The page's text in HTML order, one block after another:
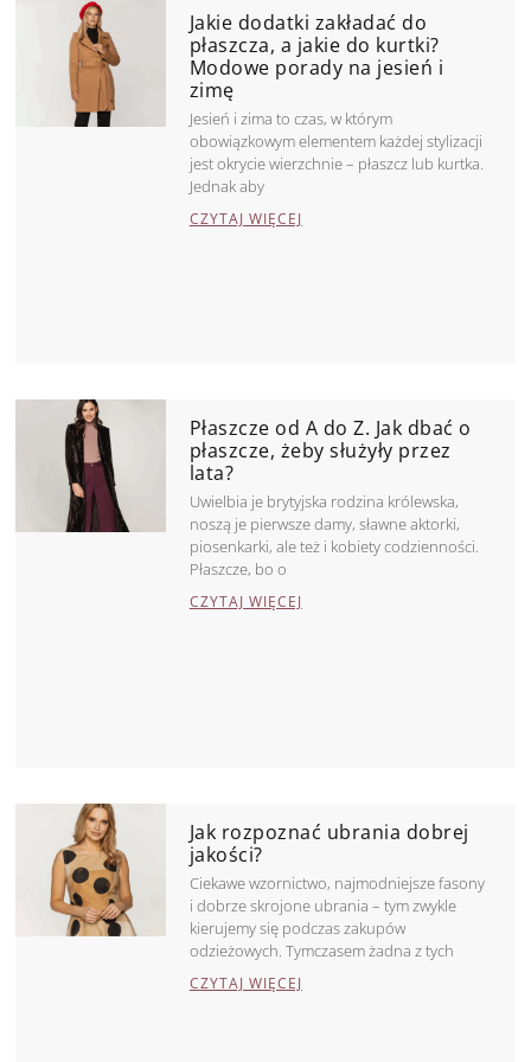
Jakie dodatki zakładać do
płaszcza, a jakie do kurtki?
Modowe porady na jesień i
zimę
Jesień i zima to czas, w którym
obowiązkowym elementem każdej stylizacji
jest okrycie wierzchnie – płaszcz lub kurtka.
Jednak aby
CZYTAJ WIĘCEJ
Płaszcze od A do Z. Jak dbać o
płaszcze, żeby służyły przez
lata?
Uwielbia je brytyjska rodzina królewska,
noszą je pierwsze damy, sławne aktorki,
piosenkarki, ale też i kobiety codzienności.
Płaszcze, bo o
CZYTAJ WIĘCEJ
Jak rozpoznać ubrania dobrej
jakości?
Ciekawe wzornictwo, najmodniejsze fasony
i dobrze skrojone ubrania – tym zwykle
kierujemy się podczas zakupów
odzieżowych. Tymczasem żadna z tych
CZYTAJ WIĘCEJ